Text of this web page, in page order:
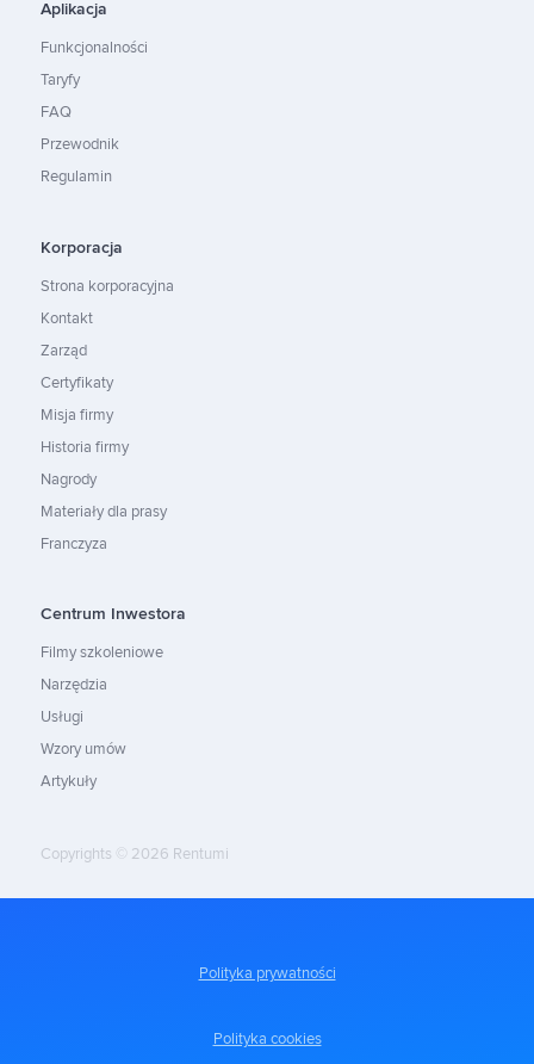
Aplikacja
Funkcjonalności
Taryfy
FAQ
Przewodnik
Regulamin
Korporacja
Strona korporacyjna
Kontakt
Zarząd
Certyfikaty
Misja firmy
Historia firmy
Nagrody
Materiały dla prasy
Franczyza
Centrum Inwestora
Filmy szkoleniowe
Narzędzia
Usługi
Wzory umów
Artykuły
Copyrights © 2026 Rentumi
Polityka prywatności
Polityka cookies